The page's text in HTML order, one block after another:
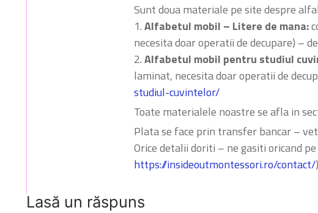
Sunt doua materiale pe site despre
1.Alfabetul mobil – Litere de mana:
necesita doar operatii de decupare) –
2.Alfabetul mobil pentru studiul
laminat, necesita doar operatii de
studiul-cuvintelor/
Toate materialele noastre se afla in
Plata se face prin transfer bancar –
Orice detalii doriti – ne gasiti oricand
https://insideoutmontessori.ro/contact/)
Lasă un răspuns